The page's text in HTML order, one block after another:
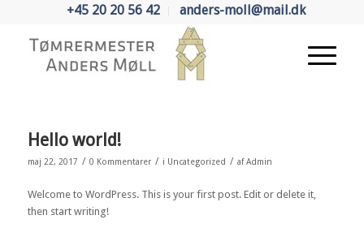
+45 20 20 56 42 anders-moll@mail.dk
Hello world!
maj 22, 2017 / 0 Kommentarer / i Uncategorized / afAdmin
Welcome to WordPress. This is your first post. Edit or delete it,
then start writing!